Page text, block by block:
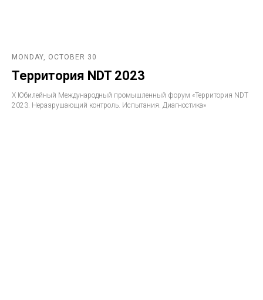
MONDAY, OCTOBER 30
Территория NDT 2023
Х Юбилейный Международный промышленный форум «Территория NDT
2023. Неразрушающий контроль. Испытания. Диагностика»